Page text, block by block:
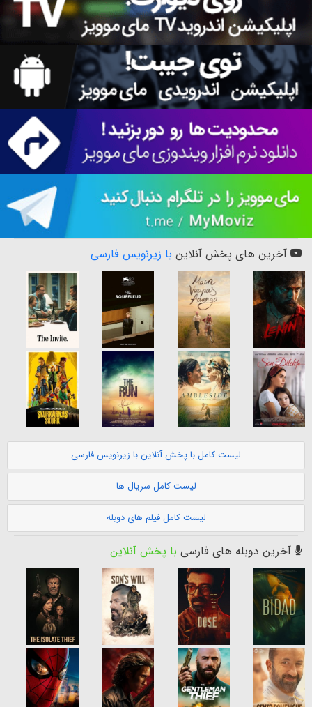
آخرین های پخش آنلاین با زیرنویس فارسی
لیست کامل با پخش آنلاین با زیرنویس فارسی
لیست کامل سریال ها
لیست کامل فیلم های دوبله
آخرین دوبله های فارسی با پخش آنلاین